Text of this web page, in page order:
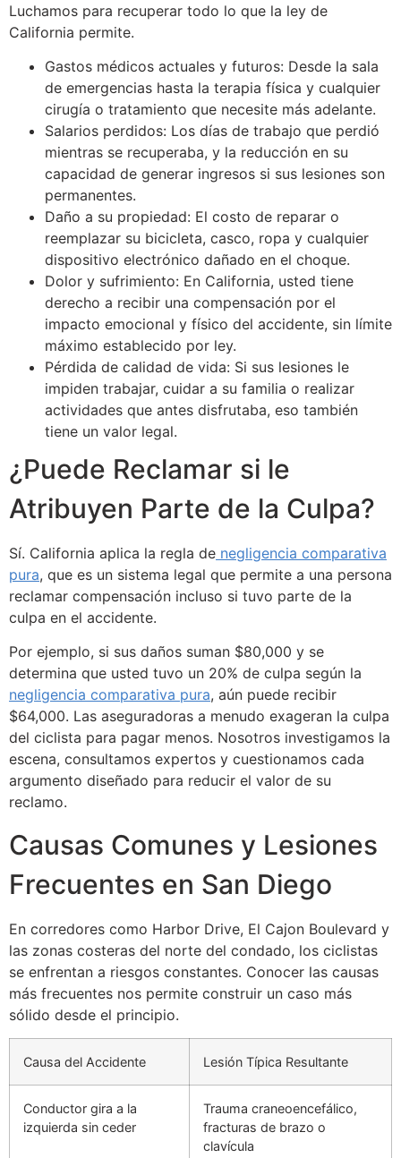
Luchamos para recuperar todo lo que la ley de
California permite.
Gastos médicos actuales y futuros: Desde la sala
de emergencias hasta la terapia física y cualquier
cirugía o tratamiento que necesite más adelante.
Salarios perdidos: Los días de trabajo que perdió
mientras se recuperaba, y la reducción en su
capacidad de generar ingresos si sus lesiones son
permanentes.
Daño a su propiedad: El costo de reparar o
reemplazar su bicicleta, casco, ropa y cualquier
dispositivo electrónico dañado en el choque.
Dolor y sufrimiento: En California, usted tiene
derecho a recibir una compensación por el
impacto emocional y físico del accidente, sin límite
máximo establecido por ley.
Pérdida de calidad de vida: Si sus lesiones le
impiden trabajar, cuidar a su familia o realizar
actividades que antes disfrutaba, eso también
tiene un valor legal.
¿Puede Reclamar si le
Atribuyen Parte de la Culpa?
Sí. California aplica la regla de negligencia comparativa
pura, que es un sistema legal que permite a una persona
reclamar compensación incluso si tuvo parte de la
culpa en el accidente.
Por ejemplo, si sus daños suman $80,000 y se
determina que usted tuvo un 20% de culpa según la
negligencia comparativa pura, aún puede recibir
$64,000. Las aseguradoras a menudo exageran la culpa
del ciclista para pagar menos. Nosotros investigamos la
escena, consultamos expertos y cuestionamos cada
argumento diseñado para reducir el valor de su
reclamo.
Causas Comunes y Lesiones
Frecuentes en San Diego
En corredores como Harbor Drive, El Cajon Boulevard y
las zonas costeras del norte del condado, los ciclistas
se enfrentan a riesgos constantes. Conocer las causas
más frecuentes nos permite construir un caso más
sólido desde el principio.
Causa del Accidente Lesión Típica Resultante
Conductor gira a la
izquierda sin ceder
Trauma craneoencefálico,
fracturas de brazo o
clavícula